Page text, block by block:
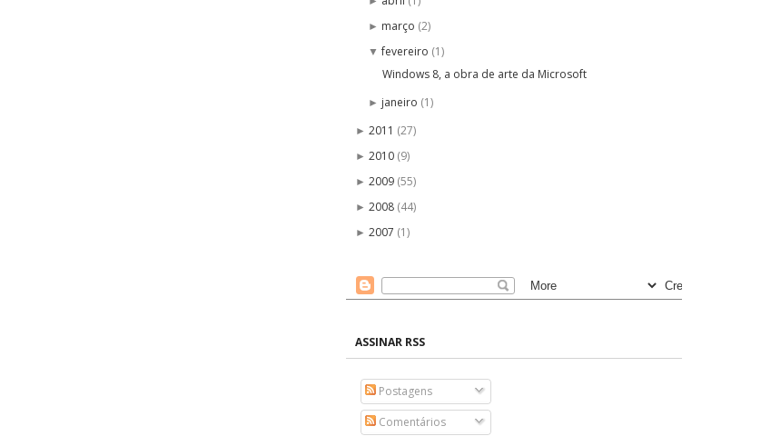
► março (2)
▼fevereiro (1)
Windows 8, a obra de arte da Microsoft
► janeiro (1)
► 2011 (27)
► 2010 (9)
► 2009 (55)
► 2008 (44)
► 2007 (1)
ASSINAR RSS
Postagens
Comentários